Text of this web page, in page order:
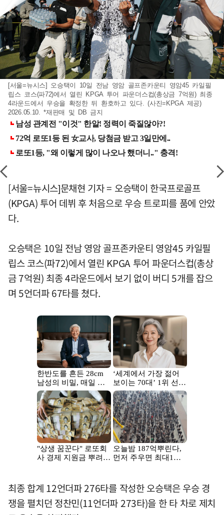
[서울=뉴시스] 오승택이 10일 전남 영암 골프존카운티 영암45 카일필
립스 코스(파72)에서 열린 KPGA 투어 파운더스컵(총상금 7억원) 최종
4라운드에서 우승을 확정한 뒤 환호하고 있다. (사진=KPGA 제공)
2026.05.10. *재판매 및 DB 금지
[서울=뉴시스]문채현 기자 = 오승택이 한국프로골프
(KPGA) 투어 데뷔 후 처음으로 우승 트로피를 품에 안았
다.
오승택은 10일 전남 영암 골프존카운티 영암45 카일필
립스 코스(파72)에서 열린 KPGA 투어 파운더스컵(총상
금 7억원) 최종 4라운드에서 보기 없이 버디 5개를 잡으
며 5언더파 67타를 쳤다.
최종 합계 12언더파 276타를 작성한 오승택은 우승 경
쟁을 펼치던 정찬민(11언더파 273타)을 한 타 차로 제치